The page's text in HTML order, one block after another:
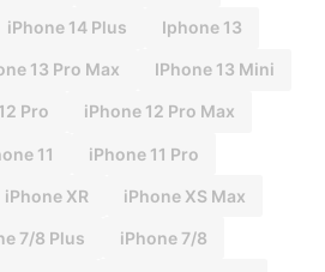
iPhone 14 Plus Iphone 13
13 Pro Max IPhone 13 Mini
Pro iPhone 12 Pro Max
11 iPhone 11 Pro
iPhone XR iPhone XS Max
7/8 Plus iPhone 7/8